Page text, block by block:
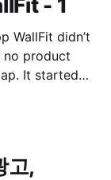
- 1
no product
고,